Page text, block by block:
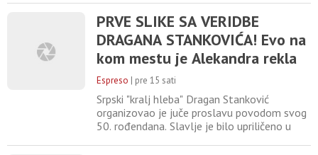
jubilarni rođendan. Svečana proslava
protekla je u veseloj atmosferi, uz muziku,
bogatu trpezu i slavljeničko raspoloženje,
koje je trajalo do
PRVE SLIKE SA VERIDBE
DRAGANA STANKOVIĆA! Evo na
kom mestu je Alekandra rekla
"DA", pred svima IZVADIO
PRSTEN
Espreso | pre 15 sati
Srpski "kralj hleba" Dragan Stanković
organizovao je juče proslavu povodom svog
50. rođendana. Slavlje je bilo upriličeno u